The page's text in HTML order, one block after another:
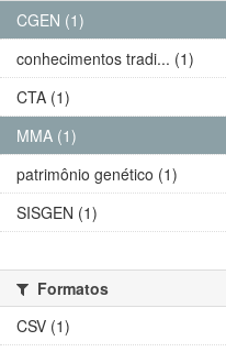
CGEN (1)
conhecimentos tradi... (1)
CTA (1)
MMA (1)
patrimônio genético (1)
SISGEN (1)
Formatos
CSV (1)